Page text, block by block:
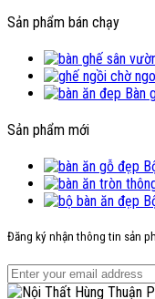
Sản phẩm bán chạy
Bàn
Sản phẩm mới
Đăng ký nhận thông tin sản